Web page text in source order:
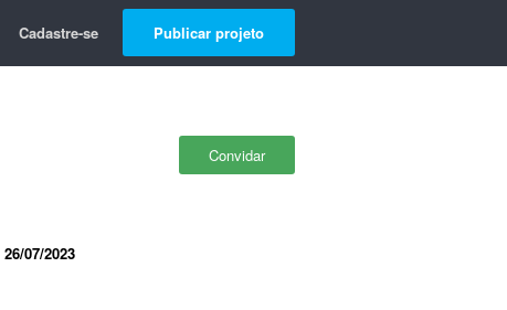
Cadastre-se Publicar projeto
Convidar
26/07/2023